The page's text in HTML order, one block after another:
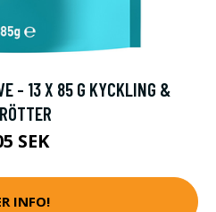
- 13 X 85 G KYCKLING &
SEK
INFO!